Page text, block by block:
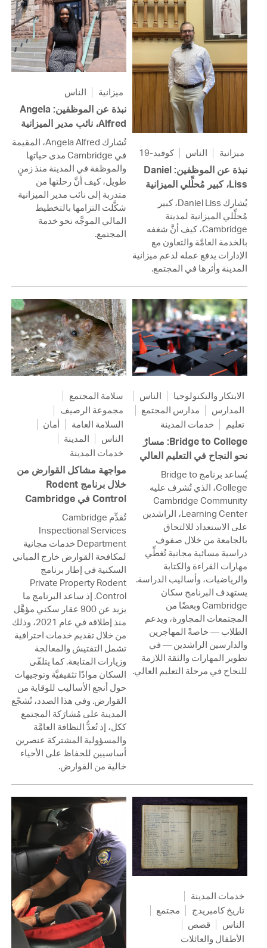
ميزانية الناس
نبذة عن الموظفين: Angela
Alfred، نائب مدير الميزانية
تُشارك Angela Alfred، المقيمة
في Cambridge مدى حياتها
والموظفة في المدينة منذ زمنٍ
طويل، كيف أنَّ رحلتها من
متدربة إلى نائب مدير الميزانية
شكَّلت التزامها بالتخطيط
المالي الموجَّه نحو خدمة
المجتمع.
ميزانية الناس كوفيد-19
نبذة عن الموظفين: Daniel
Liss، كبير مُحلِّلي الميزانية
يُشارك Daniel Liss، كبير
مُحلِّلي الميزانية لمدينة
Cambridge، كيف أنَّ شغفه
بالخدمة العامَّة والتعاون مع
الإدارات يدفع عمله لدعم ميزانية
المدينة وأثرها في المجتمع.
سلامة المجتمع
مجموعة الرصيف
السلامة العامة
أمان
الناس
المدينة
خدمات المدينة
مواجهة مشاكل القوارض من
خلال برنامج Rodent
Control في Cambridge
تُقدِّم Cambridge
Inspectional Services
Department خدمات مجانية
لمكافحة القوارض خارج المباني
السكنية في إطار برنامج
Private Property Rodent
Control. إذ ساعد البرنامج ما
يزيد عن 900 عقار سكني مؤهَّل
منذ إطلاقه في عام 2021، وذلك
من خلال تقديم خدمات احترافية
تشمل التفتيش والمعالجة
وزيارات المتابعة. كما يتلقّى
السكان موادًا تثقيفيَّة وتوجيهات
حول أنجع الأساليب للوقاية من
القوارض. وفي هذا الصدد، تُشجّع
المدينة على مُشارَكة المجتمع
ككل، إذ تُعدُّ النظافة العامَّة
والمسؤولية المشتركة عنصرين
أساسيين للحفاظ على الأحياء
خالية من القوارض.
الابتكار والتكنولوجيا
الناس
المدارس
مدارس المجتمع
تعليم
خدمات المدينة
Bridge to College: مسارٌ
نحو النجاح في التعليم العالي
يُساعد برنامج Bridge to
College، الذي تُشرف عليه
Cambridge Community
Learning Center، الراشدين
على الاستعداد للالتحاق
بالجامعة من خلال صفوف
دراسية مسائية مجانية تُغطِّي
مهارات القراءة والكتابة
والرياضيات، وأساليب الدراسة.
يستهدف البرنامج سكان
Cambridge وبعضًا من
المجتمعات المجاورة، ويدعم
الطلاب — خاصةً المهاجرين
والدارسين الراشدين — في
تطوير المهارات والثقة اللازمة
للنجاح في مرحلة التعليم العالي.
خدمات المدينة
تاريخ كامبريدج
مجتمع
الناس
قصص
الأطفال والعائلات